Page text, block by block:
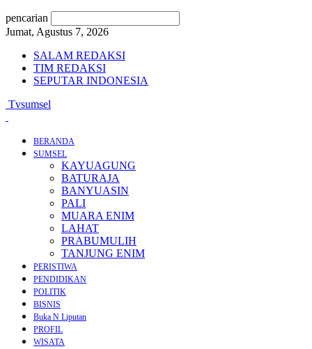
pencarian
Jumat, Agustus 7, 2026
SALAM REDAKSI
TIM REDAKSI
SEPUTAR INDONESIA
Tvsumsel
BERANDA
SUMSEL
KAYUAGUNG
BATURAJA
BANYUASIN
PALI
MUARA ENIM
LAHAT
PRABUMULIH
TANJUNG ENIM
PERISTIWA
PENDIDIKAN
POLITIK
BISNIS
Buka N Liputan
PROFIL
WISATA